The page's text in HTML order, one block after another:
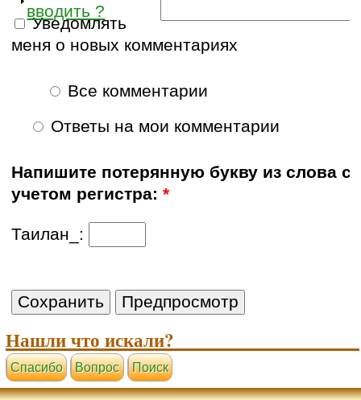
вводить ?
Уведомлять
меня о новых комментариях
Все комментарии
Ответы на мои комментарии
Напишите потерянную букву из слова с
учетом регистра:*
Таилан_:
Нашли что искали?
Cпасибо Вопрос Поиск